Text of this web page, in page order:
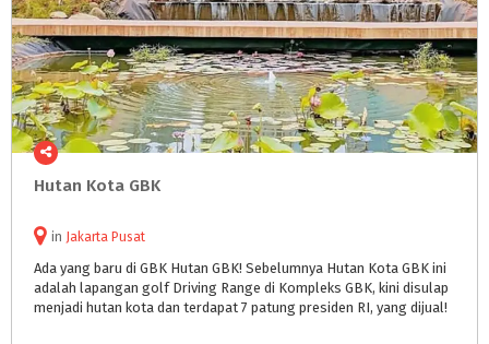
Hutan Kota GBK
in Jakarta Pusat
Ada yang baru di GBK Hutan GBK! Sebelumnya Hutan Kota GBK ini
adalah lapangan golf Driving Range di Kompleks GBK, kini disulap
menjadi hutan kota dan terdapat 7 patung presiden RI, yang dijual!